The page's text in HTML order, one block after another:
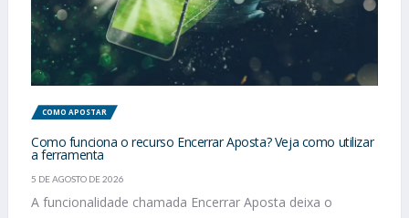
COMO APOSTAR
Como funciona o recurso Encerrar Aposta? Veja como utilizar
a ferramenta
5 DE AGOSTO DE 2026
A funcionalidade chamada Encerrar Aposta deixa o